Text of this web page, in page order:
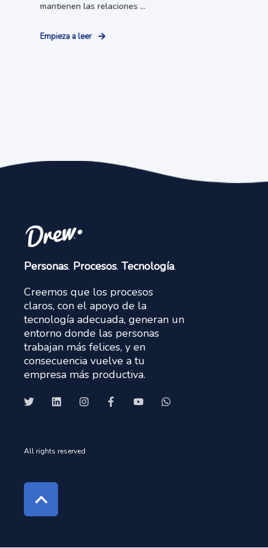
mantienen las relaciones ...
Empieza a leer
Personas. Procesos. Tecnología.
Creemos que los procesos
claros, con el apoyo de la
tecnología adecuada, generan un
entorno donde las personas
trabajan más felices, y en
consecuencia vuelve a tu
empresa más productiva.
All rights reserved